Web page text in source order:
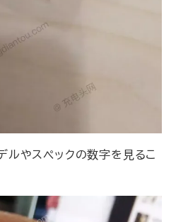
ルやスペックの数字を見るこ